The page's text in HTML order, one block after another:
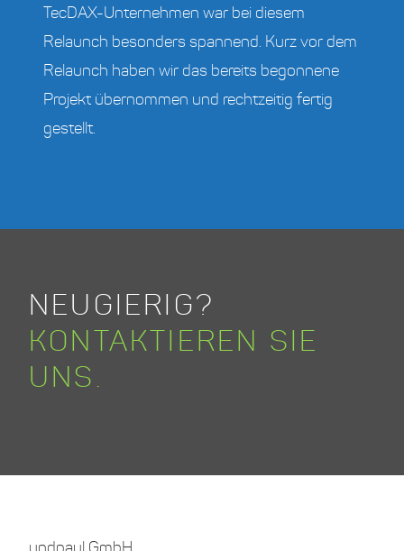
TecDAX-Unternehmen war bei diesem
Relaunch besonders spannend. Kurz vor dem
Relaunch haben wir das bereits begonnene
Projekt übernommen und rechtzeitig fertig
gestellt.
NEUGIERIG?
KONTAKTIEREN SIE
UNS.